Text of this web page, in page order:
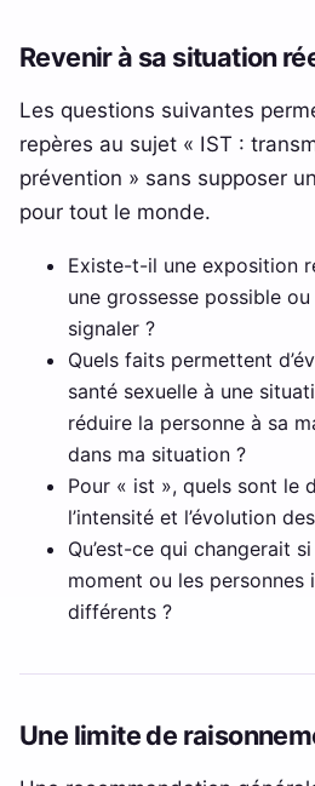
Revenir à sa situation
Les questions suivantes
repères au sujet « IST :
prévention » sans supposer
pour tout le monde.
Existe-t-il une exposition
une grossesse possible
signaler ?
Quels faits permettent
santé sexuelle à une
réduire la personne à sa
dans ma situation ?
Pour « ist », quels sont le
l’intensité et l’évolution
Qu’est-ce qui changerait
moment ou les personnes
différents ?
Une limite de